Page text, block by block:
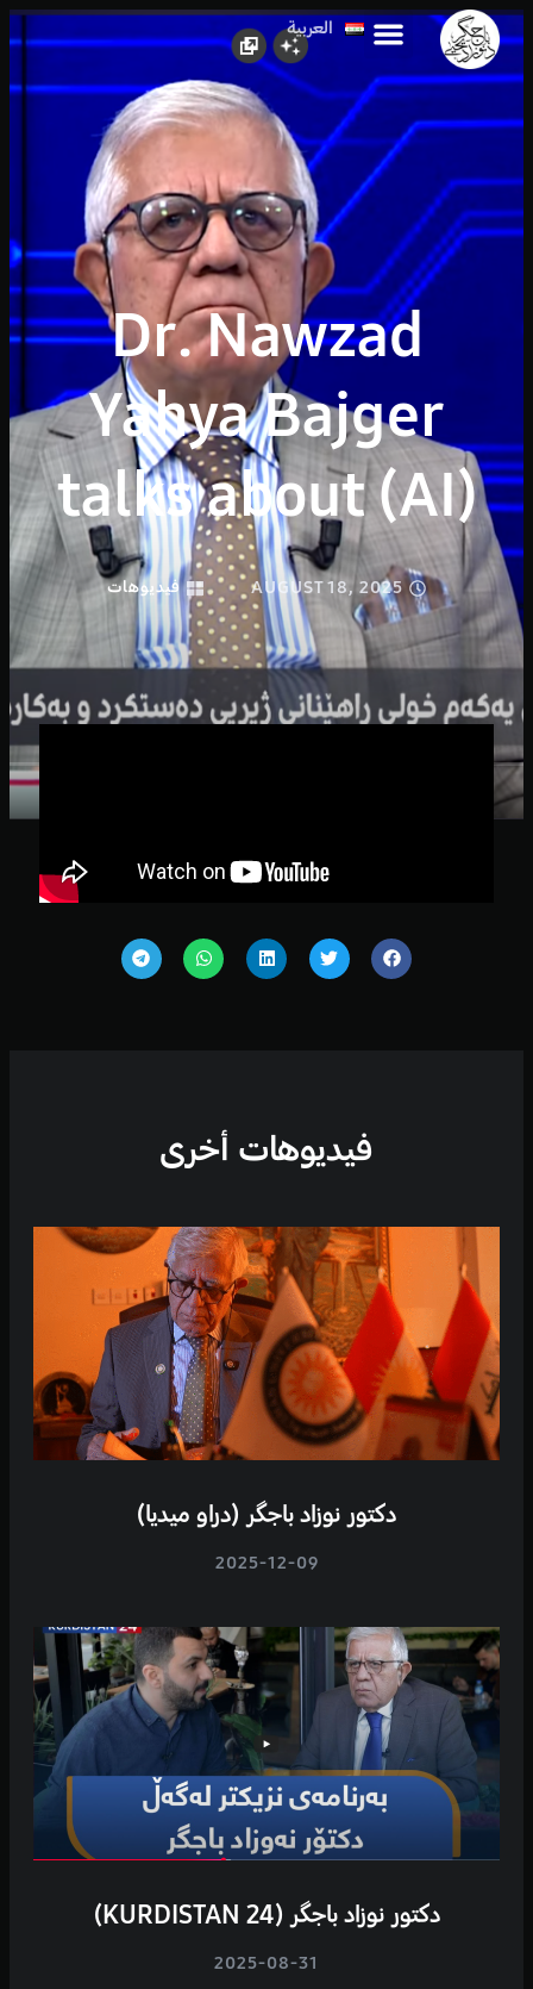
العربيةکوردی
Dr. Nawzad
Yahya Bajger
talks about (AI)
AUGUST 18, 2025 فيديوهات
فيديوهات أخرى
دکتور نوزاد باجگر (دراو میدیا)
2025-12-09
دکتور نوزاد باجگر (KURDISTAN 24)
2025-08-31